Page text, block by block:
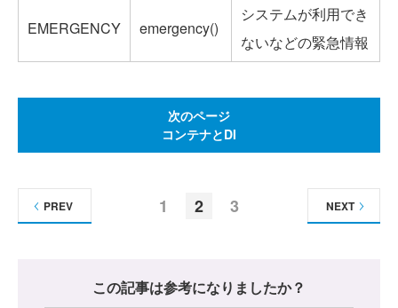
EMERGENCY emergency()
システムが利用でき
ないなどの緊急情報
次のページ
コンテナとDI
1 2 3
PREV NEXT
この記事は参考になりましたか？